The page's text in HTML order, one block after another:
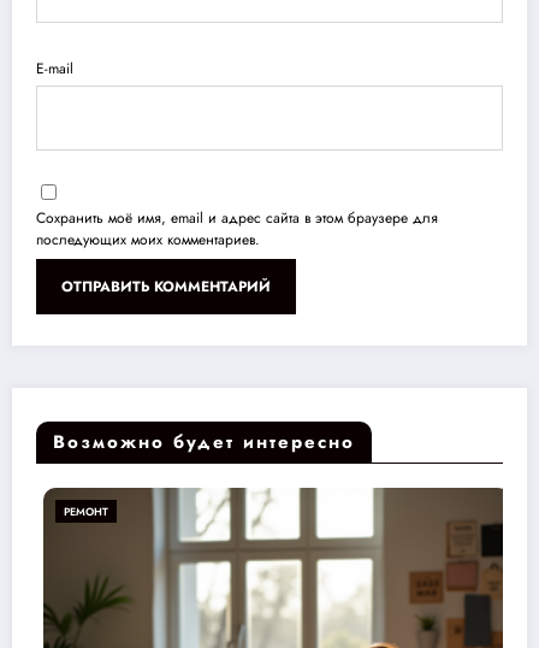
E-mail
Сохранить моё имя, email и адрес сайта в этом браузере для
последующих моих комментариев.
Возможно будет интересно
РЕМОНТ